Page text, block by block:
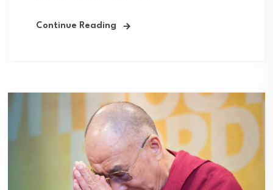
Continue Reading